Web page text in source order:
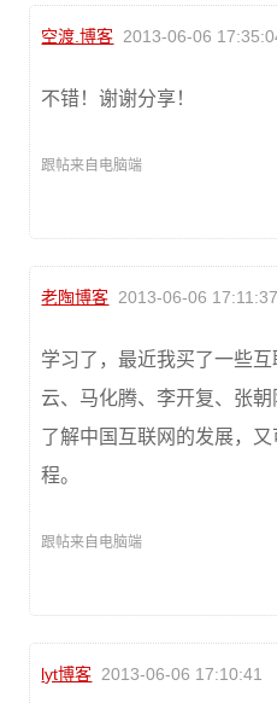
空渡.博客 2013-06-06
不错！谢谢分享！
跟帖来自电脑端
老陶博客 2013-06-06 17:11:37
学习了，最近我买了一些
云、马化腾、李开复、张
了解中国互联网的发展，
程。
跟帖来自电脑端
lyt博客 2013-06-06 17:10:41